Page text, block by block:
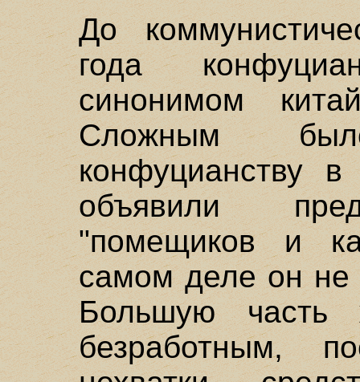
До
года
синонимом
Сложным
конфуцианству
объявили
"помещиков и
самом деле он
Большую
безработным,